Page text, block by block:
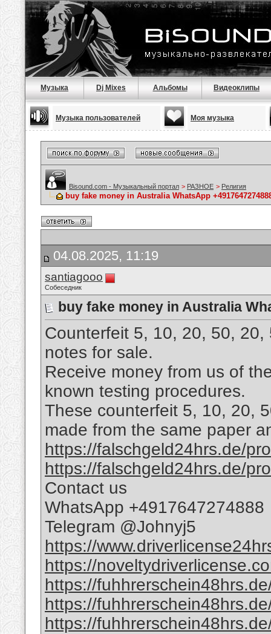
Музыка Dj Mixes Альбомы Видеоклипы
Музыка пользователей Моя музыка
Bisound.com - Музыкальный портал > РАЗНОЕ > Религия
buy fake money in Australia WhatsApp
04.08.2025, 11:19
santiagooo
Собеседник
buy fake money in Australia
Counterfeit 5, 10, 20, 50,
notes for sale.
Receive money from us of
known testing procedures.
These counterfeit 5, 10, 20,
made from the same paper
https://falschgeld24hrs.de/
https://falschgeld24hrs.de/
Contact us
WhatsApp +4917647274888
Telegram @Johnyj5
https://
https://
https://
https://
https://